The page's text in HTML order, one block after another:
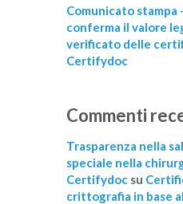
Comunicato stampa
conferma il valore
verificato delle
Certifydoc
Commenti
Trasparenza nella
speciale nella
Certifydocsu
crittografia in base